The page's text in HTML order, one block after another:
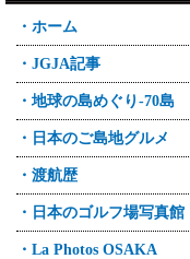
・ホーム
・JGJA記事
・地球の島めぐり-70島
・日本のご島地グルメ
・渡航歴
・日本のゴルフ場写真館
・La Photos OSAKA